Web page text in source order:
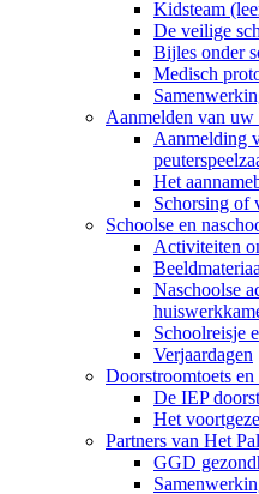
Kidsteam
De veilige
Bijles onder
Medisch
Aanmelden van uw
Aanmelding
Het
Schorsing of
Schoolse en
Activiteiten
Naschoolse
Schoolreisje
Verjaardagen
Doorstroomtoets
De IEP
Het
Partners van Het
GGD